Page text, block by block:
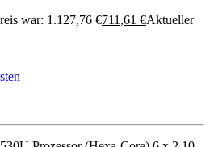
war: 1.127,76 €711,61 €Aktueller